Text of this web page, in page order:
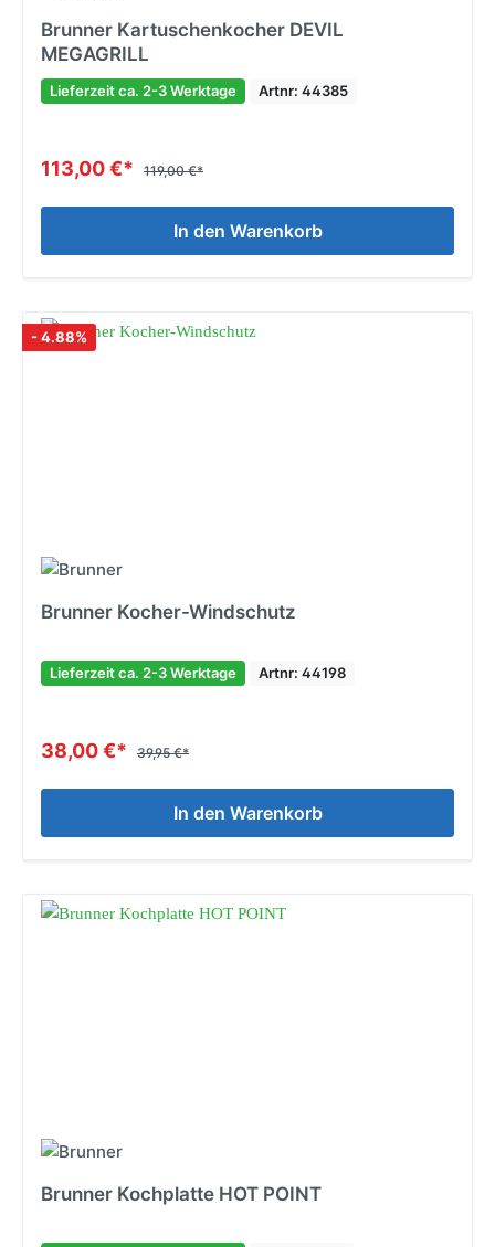
Brunner Kartuschenkocher DEVIL
MEGAGRILL
Lieferzeit ca. 2-3 Werktage Artnr: 44385
113,00 €* 119,00 €*
In den Warenkorb
- 4.88%
Brunner Kocher-Windschutz
Lieferzeit ca. 2-3 Werktage Artnr: 44198
38,00 €* 39,95 €*
In den Warenkorb
Brunner Kochplatte HOT POINT